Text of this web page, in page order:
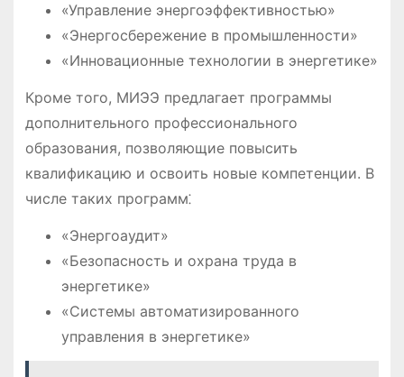
«Управление энергоэффективностью»
«Энергосбережение в промышленности»
«Инновационные технологии в энергетике»
Кроме того, МИЭЭ предлагает программы
дополнительного профессионального
образования, позволяющие повысить
квалификацию и освоить новые компетенции. В
числе таких программ⁚
«Энергоаудит»
«Безопасность и охрана труда в
энергетике»
«Системы автоматизированного
управления в энергетике»